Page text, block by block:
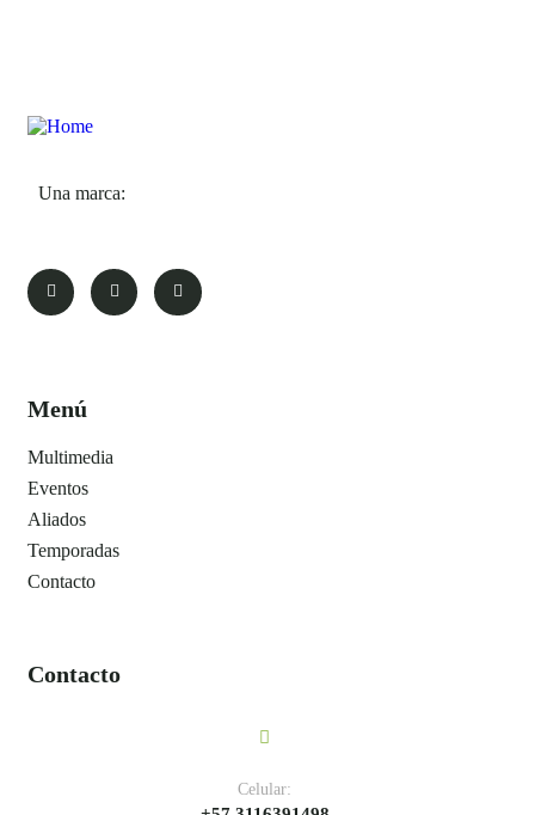
Una marca:
Menú
Multimedia
Eventos
Aliados
Temporadas
Contacto
Contacto
Celular: